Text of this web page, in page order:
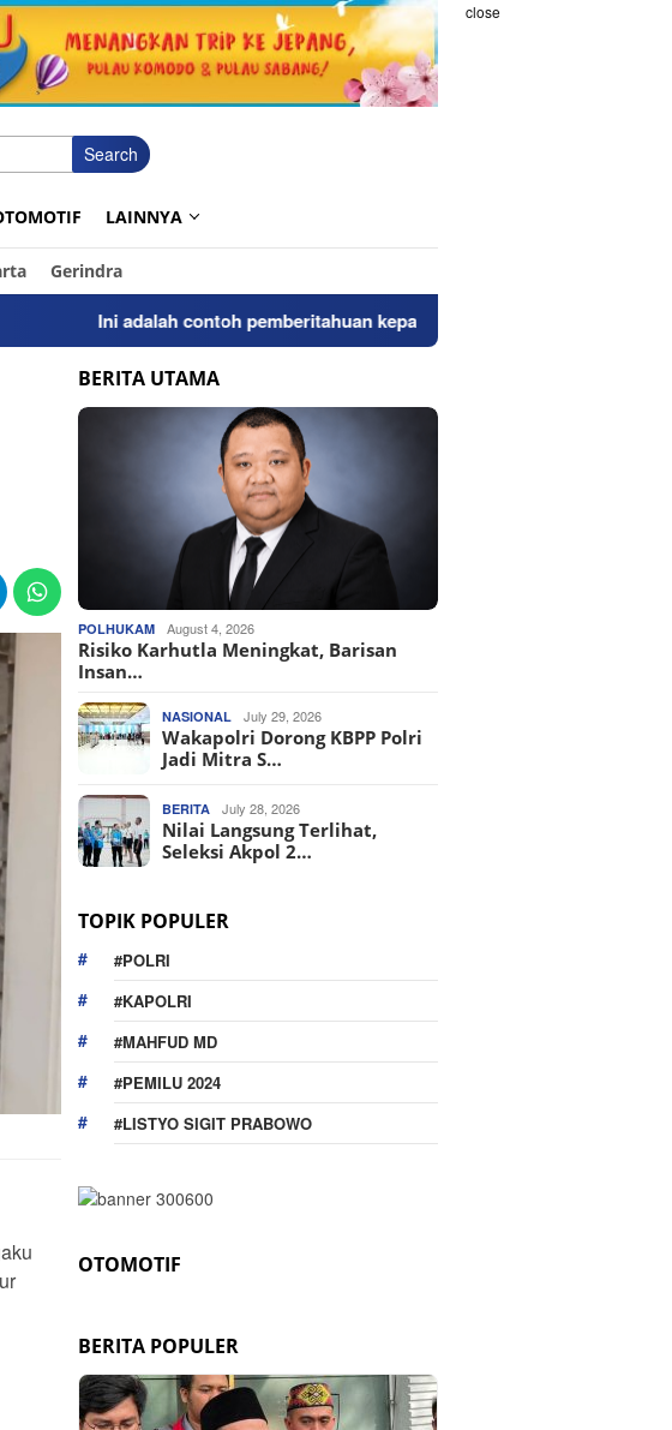
close
Search
LAINNYA
Gerindra
Ini adalah contoh pemberitahuan kepada pengunjung anda. Bloggingpro
BERITA UTAMA
POLHUKAM August 4, 2026
Risiko Karhutla Meningkat, Barisan
Insan…
NASIONAL July 29, 2026
Wakapolri Dorong KBPP Polri
Jadi Mitra S…
BERITA July 28, 2026
Nilai Langsung Terlihat,
Seleksi Akpol 2…
TOPIK POPULER
#POLRI
#KAPOLRI
#MAHFUD MD
#PEMILU 2024
#LISTYO SIGIT PRABOWO
OTOMOTIF
BERITA POPULER